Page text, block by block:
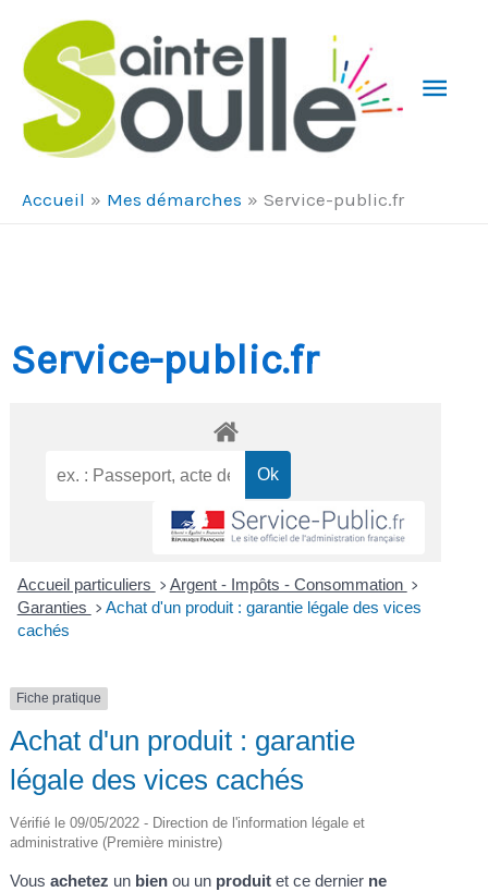
Accueil Mes démarches Service-public.fr
Service-public.fr
Accueil particuliers > Argent - Impôts - Consommation >
Garanties > Achat d'un produit : garantie légale des vices
cachés
Fiche pratique
Achat d'un produit : garantie
légale des vices cachés
Vérifié le 09/05/2022 - Direction de l'information légale et
administrative (Première ministre)
Vousachetez un bien ou un produit et ce dernier ne